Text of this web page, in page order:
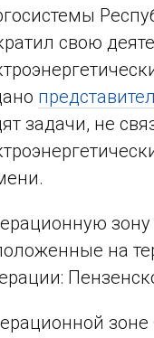
свою
задачи, не
на